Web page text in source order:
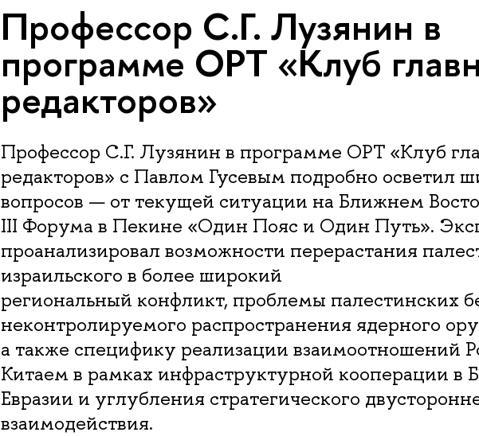
Профессор С.Г. Лузянин в
программе ОРТ «Клуб
редакторов»
Профессор С.Г. Лузянин в программе ОРТ «Клуб
редакторов» с Павлом Гусевым подробно осветил
вопросов — от текущей ситуации на Ближнем
III Форума в Пекине «Один Пояс и Один Путь».
проанализировал возможности перерастания
израильского в более широкий
региональный конфликт, проблемы палестинских
неконтролируемого распространения ядерного
а также специфику реализации взаимоотношений
Китаем в рамках инфраструктурной кооперации в
Евразии и углубления стратегического
взаимодействия.